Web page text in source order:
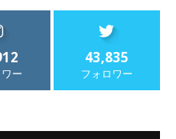
ー
43,835
フォロワー